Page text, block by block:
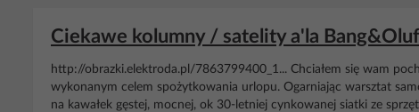
Ciekawe kolumny / satelity a'la
http://obrazki.elektroda.pl/7863799400_1... Chciałem się wam
wykonanym celem spożytkowania urlopu. Ogarniając warsztat
na kawałek gęstej, mocnej, ok 30-letniej cynkowanej siatki ze